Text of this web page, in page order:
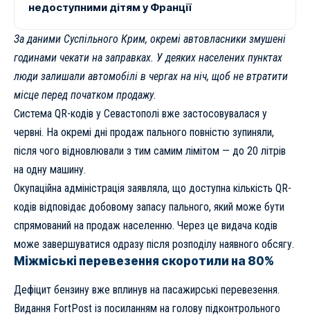
недоступними дітям у Франції
За даними Суспільного Крим, окремі автовласники змушені
годинами чекати на заправках. У деяких населених пунктах
люди залишали автомобілі в чергах на ніч, щоб не втратити
місце перед початком продажу.
Система QR-кодів у Севастополі вже застосовувалася у
червні. На окремі дні продаж пального повністю зупиняли,
після чого відновлювали з тим самим лімітом — до 20 літрів
на одну машину.
Окупаційна адміністрація заявляла, що доступна кількість QR-
кодів відповідає добовому запасу пального, який може бути
спрямований на продаж населенню. Через це видача кодів
може завершуватися одразу після розподілу наявного обсягу.
Міжміські перевезення скоротили на 80%
Дефіцит бензину вже вплинув на пасажирські перевезення.
Видання FortPost із посиланням на голову підконтрольного